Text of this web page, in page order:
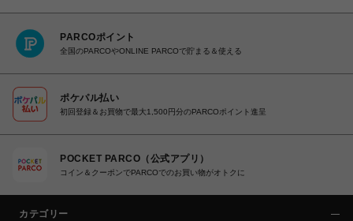
PARCOポイント
全国のPARCOやONLINE PARCOで貯まる＆使える
ポケパル払い
初回登録＆お買物で最大1,500円分のPARCOポイント進呈
POCKET PARCO（公式アプリ）
コイン＆クーポンでPARCOでのお買い物がオトクに
カテゴリー